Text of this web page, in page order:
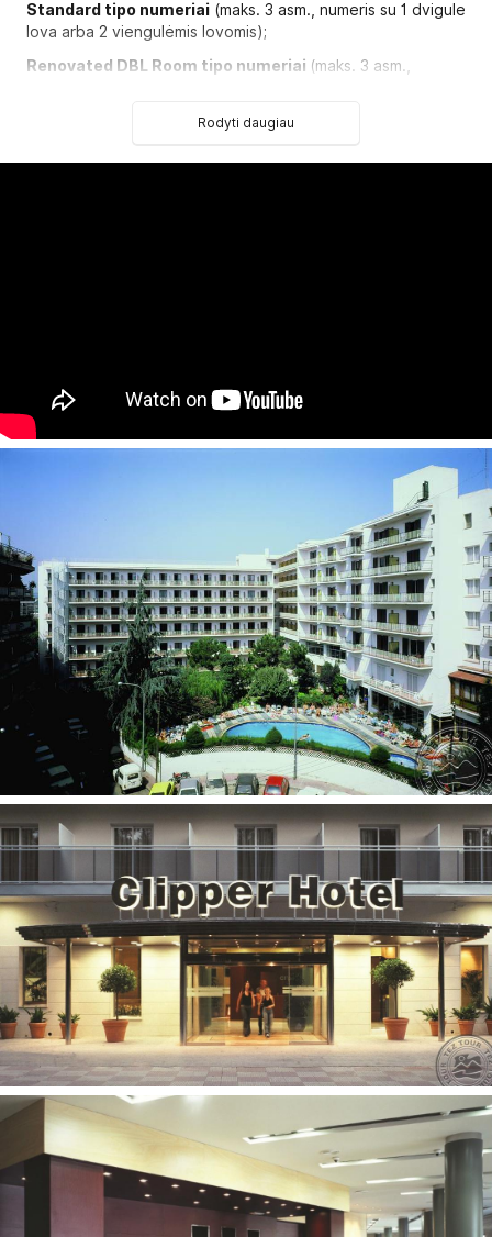
Standard tipo numeriai (maks. 3 asm., numeris su 1 dvigule
lova arba 2 viengulėmis lovomis);
Renovated DBL Room tipo numeriai (maks. 3 asm.,
Rajonas, kuriame įsikūręs viešbutis, yra šiek tiek nutolęs nuo
visų prekybos ir pramogų centrų. Paprasti standard tipo
minučių pėsčiomis iki jūros, reikia pereiti per kurorto centrą.
vaikiška kėdutė - yra
Numeryje
šildymas
telefonas
televizorius: kabelinė
balkonas
plaukų džiovintuvas: yra
mini baras 2
seifas yra
televizorius: yra (laidinis)
aptarnavimas numeriuose: yra
Paplūdimys
miesto (Playa de Lloret)
smėlio
Pramogos ir sportas
mini golfas 2
dviračių nuoma už papildomą mokestį
Vaikams
baseinai vaikams: 1
Viešbučio teritorijoje
valiutos keitykla
drabužių skalbimo paslaugos
liftas
Rodyti daugiau